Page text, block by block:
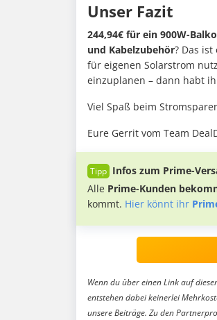
Unser Fazit
244,94€ für ein 900W-
und Kabelzubehör? Das
für eigenen Solarstrom
einzuplanen – dann habt
Viel Spaß beim
Eure Gerrit vom Team
Infos zum Prime-
Alle Prime-Kunden
kommt. Hier könnt ihr
Wenn du über einen Link auf
entstehen dabei keinerlei
unsere Beiträge. Zu den